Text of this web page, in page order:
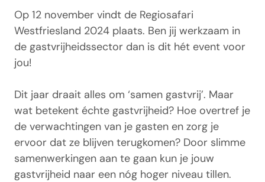
Op 12 november vindt de Regiosafari
Westfriesland 2024 plaats. Ben jij werkzaam in
de gastvrijheidssector dan is dit hét event voor
jou!
Dit jaar draait alles om ‘samen gastvrij’. Maar
wat betekent échte gastvrijheid? Hoe overtref je
de verwachtingen van je gasten en zorg je
ervoor dat ze blijven terugkomen? Door slimme
samenwerkingen aan te gaan kun je jouw
gastvrijheid naar een nóg hoger niveau tillen.